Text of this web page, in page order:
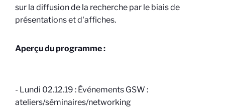
sur la diffusion de la recherche par le biais de
présentations et d'affiches.
Aperçu du programme :
- Lundi 02.12.19 : Événements GSW :
ateliers/séminaires/networking